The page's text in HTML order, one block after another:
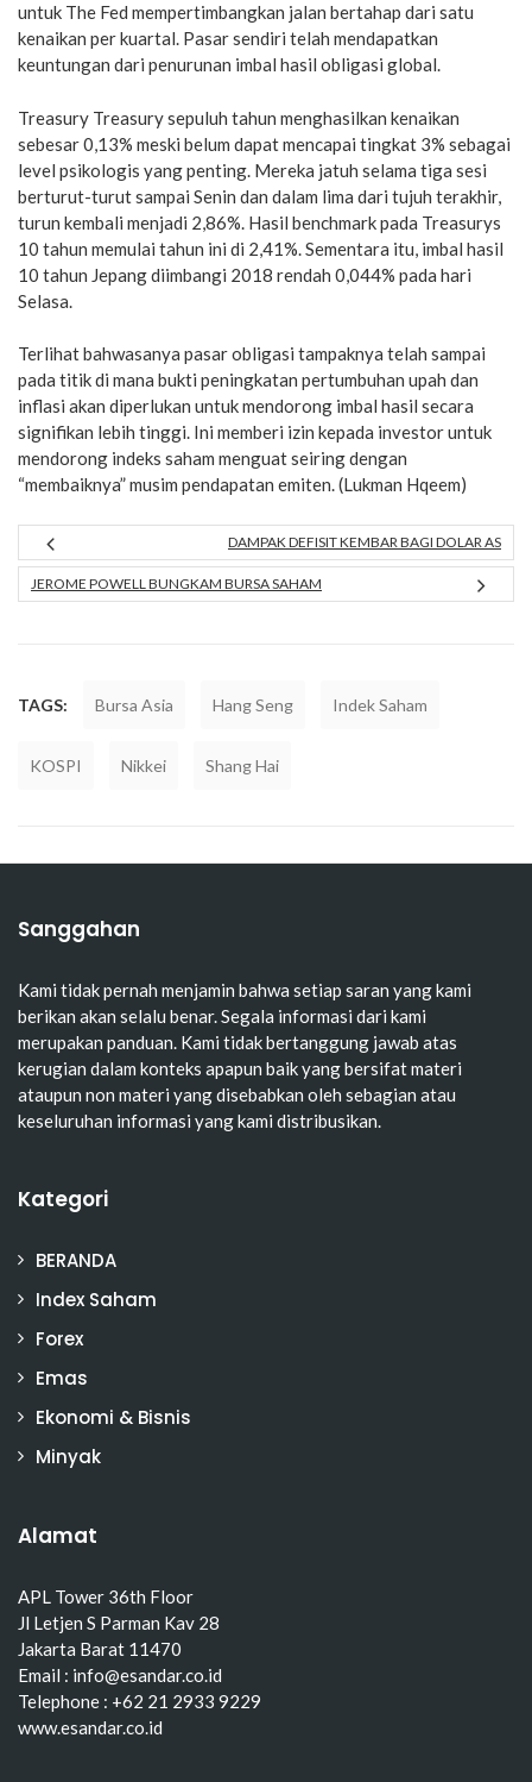
untuk The Fed mempertimbangkan jalan bertahap dari satu
kenaikan per kuartal. Pasar sendiri telah mendapatkan
keuntungan dari penurunan imbal hasil obligasi global.
Treasury Treasury sepuluh tahun menghasilkan kenaikan
sebesar 0,13% meski belum dapat mencapai tingkat 3% sebagai
level psikologis yang penting. Mereka jatuh selama tiga sesi
berturut-turut sampai Senin dan dalam lima dari tujuh terakhir,
turun kembali menjadi 2,86%. Hasil benchmark pada Treasurys
10 tahun memulai tahun ini di 2,41%. Sementara itu, imbal hasil
10 tahun Jepang diimbangi 2018 rendah 0,044% pada hari
Selasa.
Terlihat bahwasanya pasar obligasi tampaknya telah sampai
pada titik di mana bukti peningkatan pertumbuhan upah dan
inflasi akan diperlukan untuk mendorong imbal hasil secara
signifikan lebih tinggi. Ini memberi izin kepada investor untuk
mendorong indeks saham menguat seiring dengan
“membaiknya” musim pendapatan emiten. (Lukman Hqeem)
DAMPAK DEFISIT KEMBAR BAGI DOLAR AS
JEROME POWELL BUNGKAM BURSA SAHAM
TAGS: Bursa Asia Hang Seng Indek Saham
KOSPI Nikkei Shang Hai
Sanggahan
Kami tidak pernah menjamin bahwa setiap saran yang kami
berikan akan selalu benar. Segala informasi dari kami
merupakan panduan. Kami tidak bertanggung jawab atas
kerugian dalam konteks apapun baik yang bersifat materi
ataupun non materi yang disebabkan oleh sebagian atau
keseluruhan informasi yang kami distribusikan.
Kategori
BERANDA
Index Saham
Forex
Emas
Ekonomi & Bisnis
Minyak
Alamat
APL Tower 36th Floor
Jl Letjen S Parman Kav 28
Jakarta Barat 11470
Email : info@esandar.co.id
Telephone : +62 21 2933 9229
www.esandar.co.id